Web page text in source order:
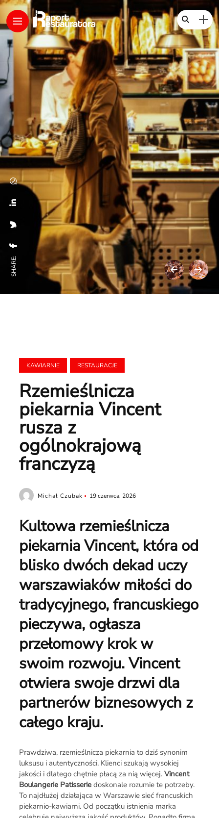
SHARE:
KAWIARNIE RESTAURACJE
Rzemieślnicza
piekarnia Vincent
rusza z
ogólnokrajową
franczyzą
Michał Czubak 19 czerwca, 2026
Kultowa rzemieślnicza
piekarnia Vincent, która od
blisko dwóch dekad uczy
warszawiaków miłości do
tradycyjnego, francuskiego
pieczywa, ogłasza
przełomowy krok w
swoim rozwoju. Vincent
otwiera swoje drzwi dla
partnerów biznesowych z
całego kraju.
Prawdziwa, rzemieślnicza piekarnia to dziś synonim
luksusu i autentyczności. Klienci szukają wysokiej
jakości i dlatego chętnie płacą za nią więcej. Vincent
Boulangerie Patisseriedoskonale rozumie te potrzeby.
To najdłużej działająca w Warszawie sieć francuskich
piekarnio-kawiarni. Od początku istnienia marka